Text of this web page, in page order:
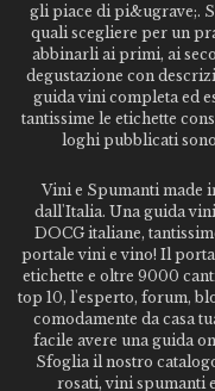
gli piace di pi&ugrave;.
quali scegliere per un
abbinarli ai primi, ai
degustazione con
guida vini completa ed
tantissime le etichette
loghi pubblicati
Vini e Spumanti made
dall'Italia. Una guida
DOCG italiane,
portale vini e vino! Il
etichette e oltre 9000
top 10, l'esperto, forum,
comodamente da casa
facile avere una guida
Sfoglia il nostro
rosati, vini spumanti